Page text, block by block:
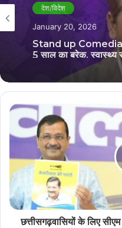
देश/विदेश
January 20, 2026
Stand up Comedian
5 साल का ब्रेक, स्वास्थ्य
देश/विदेश
December 25, 2025
सीएम योगी आदित्यनाथ
मजेदार बात, वीडियो हो
छत्तीसगढ़वासियों के लिए